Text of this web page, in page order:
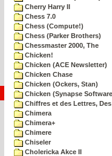
Cherry Harry II
Chess 7.0
Chess (Compute!)
Chess (Parker Brothers)
Chessmaster 2000, The
Chicken!
Chicken (ACE Newsletter)
Chicken Chase
Chicken (Ockers, Stan)
Chicken (Synapse
Chiffres et des Lettres, Des
Chimera
Chimera+
Chimere
Chiseler
Cholericka Akce II